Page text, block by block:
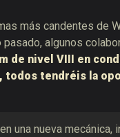
más candentes de
algunos
de nivel VIII
en
todos tendréis la
una nueva mecánica,